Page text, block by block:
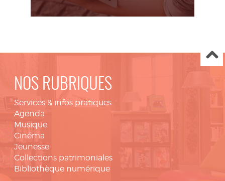
NOS RUBRIQUES
Services & infos pratiques
Agenda
Musique
Cinéma
Jeunesse
Collections patrimoniales
Bibliothèque numérique